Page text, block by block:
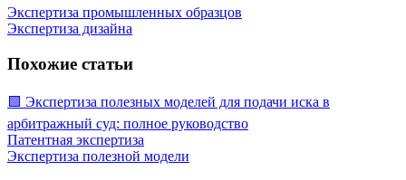
Экспертиза промышленных образцов
Экспертиза дизайна
Похожие статьи
🟩 Экспертиза полезных моделей для подачи иска в
арбитражный суд: полное руководство
Патентная экспертиза
Экспертиза полезной модели